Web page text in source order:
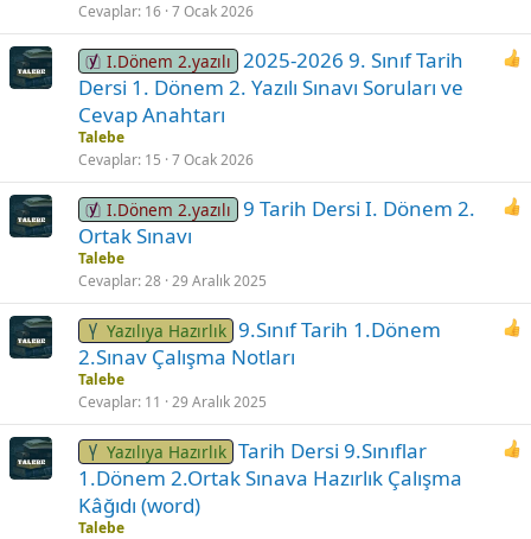
Cevaplar 16 7 Ocak 2026
I.Dönem 2.yazılı 2025-2026 9. Sınıf Tarih
Dersi 1. Dönem 2. Yazılı Sınavı Soruları ve
Cevap Anahtarı
Talebe
Cevaplar 15 7 Ocak 2026
I.Dönem 2.yazılı 9 Tarih Dersi I. Dönem 2.
Ortak Sınavı
Talebe
Cevaplar 28 29 Aralık 2025
Yazılıya Hazırlık 9.Sınıf Tarih 1.Dönem
2.Sınav Çalışma Notları
Talebe
Cevaplar 11 29 Aralık 2025
Yazılıya Hazırlık Tarih Dersi 9.Sınıflar
1.Dönem 2.Ortak Sınava Hazırlık Çalışma
Kâğıdı (word)
Talebe